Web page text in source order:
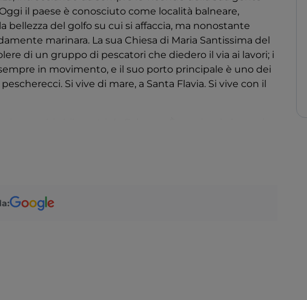
il paese è conosciuto come località balneare,
del golfo su cui si affaccia, ma nonostante
marinara. La sua Chiesa di Maria Santissima del
di un gruppo di pescatori che diedero il via ai lavori; i
in movimento, e il suo porto principale è uno dei
Si vive di mare, a Santa Flavia. Si vive con il
è quella delle casette colorate che sorgono attorno